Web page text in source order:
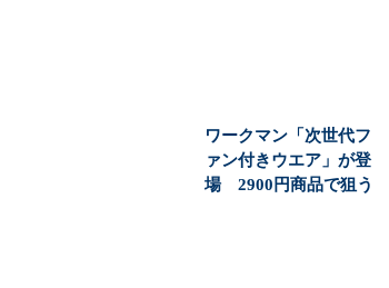
ワークマン「次世代フ
ァン付きウエア」が登
場 2900円商品で狙う